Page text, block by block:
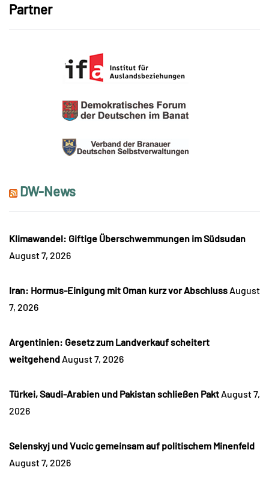
Partner
DW-News
Klimawandel: Giftige Überschwemmungen im Südsudan
August 7, 2026
Iran: Hormus-Einigung mit Oman kurz vor Abschluss August
7, 2026
Argentinien: Gesetz zum Landverkauf scheitert
weitgehend August 7, 2026
Türkei, Saudi-Arabien und Pakistan schließen Pakt August 7,
2026
Selenskyj und Vucic gemeinsam auf politischem Minenfeld
August 7, 2026